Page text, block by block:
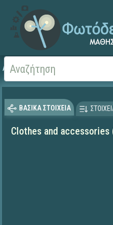
Αρχική
ΒΑΣΙΚΑ ΣΤΟΙΧΕΙΑ
Clothes and